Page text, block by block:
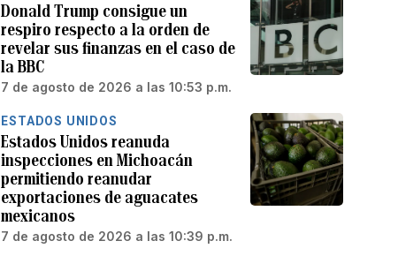
Donald Trump consigue un
respiro respecto a la orden de
revelar sus finanzas en el caso de
la BBC
7 de agosto de 2026 a las 10:53 p.m.
ESTADOS UNIDOS
Estados Unidos reanuda
inspecciones en Michoacán
permitiendo reanudar
exportaciones de aguacates
mexicanos
7 de agosto de 2026 a las 10:39 p.m.